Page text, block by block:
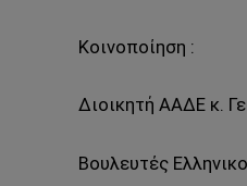
Κοινοποίηση :
Διοικητή ΑΑΔΕ κ.
Βουλευτές